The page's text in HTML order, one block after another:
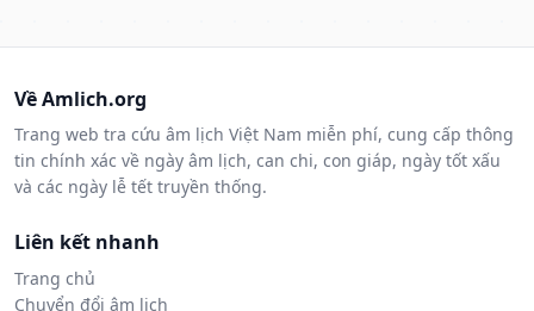
Về Amlich.org
Trang web tra cứu âm lịch Việt Nam miễn phí, cung cấp thông
tin chính xác về ngày âm lịch, can chi, con giáp, ngày tốt xấu
và các ngày lễ tết truyền thống.
Liên kết nhanh
Trang chủ
Chuyển đổi âm lịch